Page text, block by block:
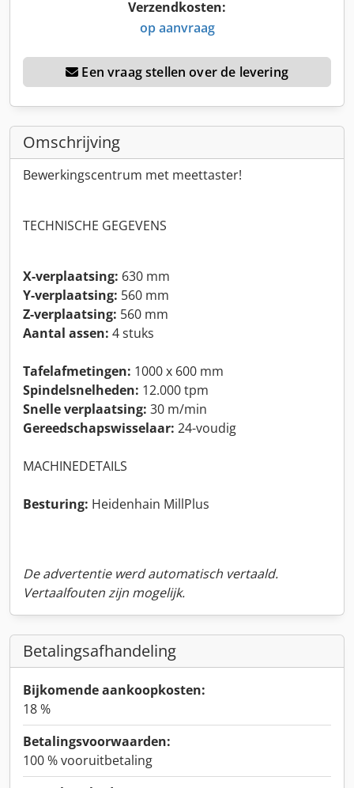
Verzendkosten:
op aanvraag
Een vraag stellen over de levering
Omschrijving
Bewerkingscentrum met meettaster!
TECHNISCHE GEGEVENS
X-verplaatsing: 630 mm
Y-verplaatsing: 560 mm
Z-verplaatsing: 560 mm
Aantal assen: 4 stuks
Tafelafmetingen: 1000 x 600 mm
Spindelsnelheden: 12.000 tpm
Snelle verplaatsing: 30 m/min
Gereedschapswisselaar: 24-voudig
MACHINEDETAILS
Besturing: Heidenhain MillPlus
De advertentie werd automatisch vertaald.
Vertaalfouten zijn mogelijk.
Betalingsafhandeling
Bijkomende aankoopkosten:
18 %
Betalingsvoorwaarden:
100 % vooruitbetaling